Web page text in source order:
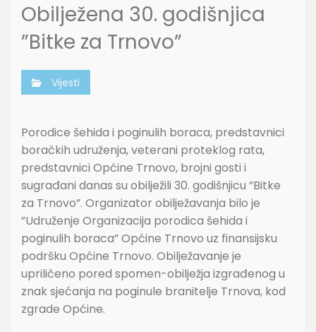
Obilježena 30. godišnjica
”Bitke za Trnovo”
Vijesti
Porodice šehida i poginulih boraca, predstavnici
boračkih udruženja, veterani proteklog rata,
predstavnici Općine Trnovo, brojni gosti i
sugrađani danas su obilježili 30. godišnjicu ”Bitke
za Trnovo”. Organizator obilježavanja bilo je
”Udruženje Organizacija porodica šehida i
poginulih boraca” Općine Trnovo uz finansijsku
podršku Općine Trnovo. Obilježavanje je
upriličeno pored spomen-obilježja izgrađenog u
znak sjećanja na poginule branitelje Trnova, kod
zgrade Općine.